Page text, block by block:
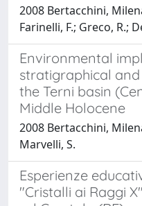
2008 Bertacchini,
Farinelli, F.; Greco, R.;
Environmental
stratigraphical
the Terni basin
Middle Holocene
2008 Bertacchini,
Marvelli, S.
Esperienze
"Cristalli ai Raggi